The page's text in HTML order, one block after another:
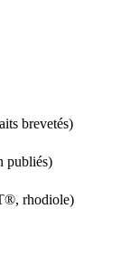
brevetés)
publiés)
rhodiole)